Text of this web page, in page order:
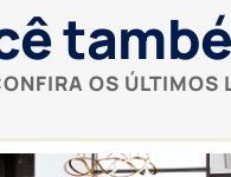
OS ÚLTIMOS